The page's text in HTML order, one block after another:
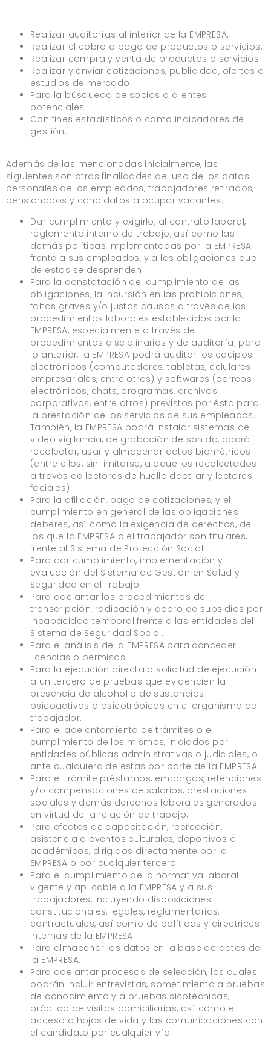
Realizar auditorías al interior de la EMPRESA.
Realizar el cobro o pago de productos o servicios.
Realizar compra y venta de productos o servicios.
Realizar y enviar cotizaciones, publicidad, ofertas o
estudios de mercado.
Para la búsqueda de socios o clientes
potenciales.
Con fines estadísticos o como indicadores de
gestión.
Además de las mencionadas inicialmente, las
siguientes son otras finalidades del uso de los datos
personales de los empleados, trabajadores retirados,
pensionados y candidatos a ocupar vacantes:
Dar cumplimiento y exigirlo, al contrato laboral,
reglamento interno de trabajo, así como las
demás políticas implementadas por la EMPRESA
frente a sus empleados, y a las obligaciones que
de estos se desprenden.
Para la constatación del cumplimiento de las
obligaciones, la incursión en las prohibiciones,
faltas graves y/o justas causas a través de los
procedimientos laborales establecidos por la
EMPRESA, especialmente a través de
procedimientos disciplinarios y de auditoría; para
lo anterior, la EMPRESA podrá auditar los equipos
electrónicos (computadores, tabletas, celulares
empresariales, entre otros) y softwares (correos
electrónicos, chats, programas, archivos
corporativos, entre otros) previstos por ésta para
la prestación de los servicios de sus empleados.
También, la EMPRESA podrá instalar sistemas de
video vigilancia, de grabación de sonido, podrá
recolectar, usar y almacenar datos biométricos
(entre ellos, sin limitarse, a aquellos recolectados
a través de lectores de huella dactilar y lectores
faciales).
Para la afiliación, pago de cotizaciones, y el
cumplimiento en general de las obligaciones
deberes, así como la exigencia de derechos, de
los que la EMPRESA o el trabajador son titulares,
frente al Sistema de Protección Social.
Para dar cumplimiento, implementación y
evaluación del Sistema de Gestión en Salud y
Seguridad en el Trabajo.
Para adelantar los procedimientos de
transcripción, radicación y cobro de subsidios por
incapacidad temporal frente a las entidades del
Sistema de Seguridad Social.
Para el análisis de la EMPRESA para conceder
licencias o permisos.
Para la ejecución directa o solicitud de ejecución
a un tercero de pruebas que evidencien la
presencia de alcohol o de sustancias
psicoactivas o psicotrópicas en el organismo del
trabajador.
Para el adelantamiento de trámites o el
cumplimiento de los mismos, iniciados por
entidades públicas administrativas o judiciales, o
ante cualquiera de estas por parte de la EMPRESA.
Para el trámite préstamos, embargos, retenciones
y/o compensaciones de salarios, prestaciones
sociales y demás derechos laborales generados
en virtud de la relación de trabajo.
Para efectos de capacitación, recreación,
asistencia a eventos culturales, deportivos o
académicos, dirigidos directamente por la
EMPRESA o por cualquier tercero.
Para el cumplimiento de la normativa laboral
vigente y aplicable a la EMPRESA y a sus
trabajadores, incluyendo disposiciones
constitucionales, legales, reglamentarias,
contractuales, así como de políticas y directrices
internas de la EMPRESA.
Para almacenar los datos en la base de datos de
la EMPRESA.
Para adelantar procesos de selección, los cuales
podrán incluir entrevistas, sometimiento a pruebas
de conocimiento y a pruebas sicotécnicas,
práctica de visitas domiciliarias, así como el
acceso a hojas de vida y las comunicaciones con
el candidato por cualquier vía.